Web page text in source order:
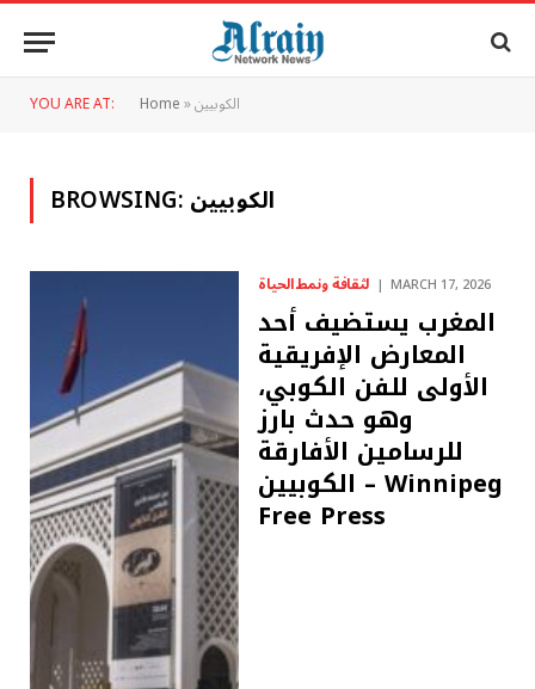
YOU ARE AT: Home»الكوبيين
BROWSING:الكوبيين
لثقافة ونمط الحياة MARCH 17, 2026
المغرب يستضيف أحد
المعارض الإفريقية
الأولى للفن الكوبي،
وهو حدث بارز
للرسامين الأفارقة
الكوبيين – Winnipeg
Free Press